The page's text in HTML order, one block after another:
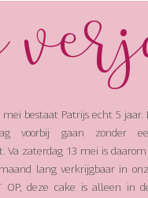
mei bestaat Patrijs echt 5 jaar.
voorbij gaan zonder
Va zaterdag 13 mei is
lang verkrijgbaar in
OP, deze cake is alleen in